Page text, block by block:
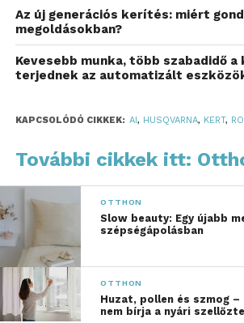
köszönhetően észlelik a körülöttük
objektumokat, így még könnyebbé
gyepápolást.
piacvezetőjeként
díjnyertes
újgenerációs
fejlesztésénél
fel, amik az
több felhasználóhoz
juttathatják el a
Az új generációs kerítés: miért
megoldásokban?
Kevesebb munka, több szabadidő a
terjednek az automatizált
KAPCSOLÓDÓ CIKKEK: AI, HUSQVARNA, KERT,
További cikkek itt:
OTTHON
Slow beauty: Egy újabb
szépségápolásban
OTTHON
Huzat, pollen és szmog –
nem bírja a nyári